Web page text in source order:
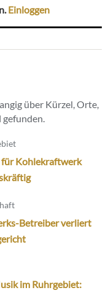
Einloggen
über Kürzel, Orte,
gefunden.
für Kohlekraftwerk
Betreiber verliert
im Ruhrgebiet: